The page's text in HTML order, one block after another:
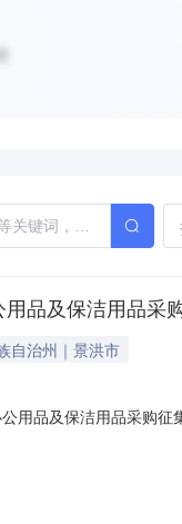
品及保洁用品采
自治州｜景洪市
用品及保洁用品采购
投澜沧江开发有限公
化招采管理平台